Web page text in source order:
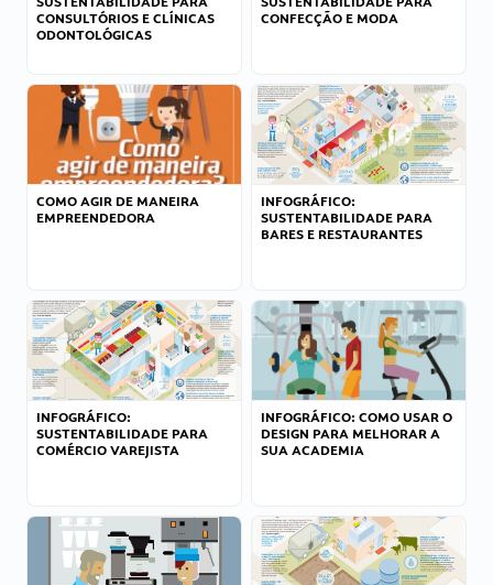
CONSULTÓRIOS E CLÍNICAS
ODONTOLÓGICAS
CONFECÇÃO E MODA
COMO AGIR DE MANEIRA
EMPREENDEDORA
INFOGRÁFICO:
SUSTENTABILIDADE PARA
BARES E RESTAURANTES
INFOGRÁFICO:
SUSTENTABILIDADE PARA
COMÉRCIO VAREJISTA
INFOGRÁFICO: COMO USAR O
DESIGN PARA MELHORAR A
SUA ACADEMIA